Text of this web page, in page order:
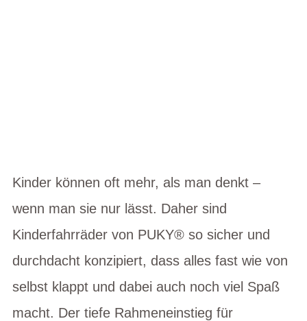
Kinder können oft mehr, als man denkt –
wenn man sie nur lässt. Daher sind
Kinderfahrräder von PUKY® so sicher und
durchdacht konzipiert, dass alles fast wie von
selbst klappt und dabei auch noch viel Spaß
macht. Der tiefe Rahmeneinstieg für